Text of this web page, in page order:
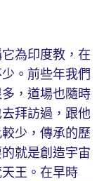
為印度教，在
。前些年我們
，道場也隨時
拜訪過，跟他
少，傳承的歷
就是創造宇宙
王。在早時